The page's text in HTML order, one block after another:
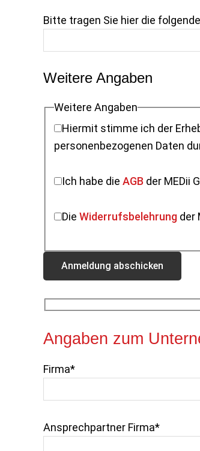
Bitte tragen Sie hier die
Weitere Angaben
Weitere Angaben
Hiermit stimme ich der Erhebung, Verarbeitung
Ich habe die AGB der MEDii
Die Widerrufsbelehrungder
Angaben zum
Firma*
Ansprechpartner Firma*